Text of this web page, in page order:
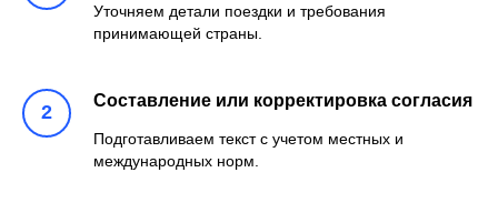
Уточняем детали поездки и требования
принимающей страны.
Составление или корректировка согласия
Подготавливаем текст с учетом местных и
международных норм.